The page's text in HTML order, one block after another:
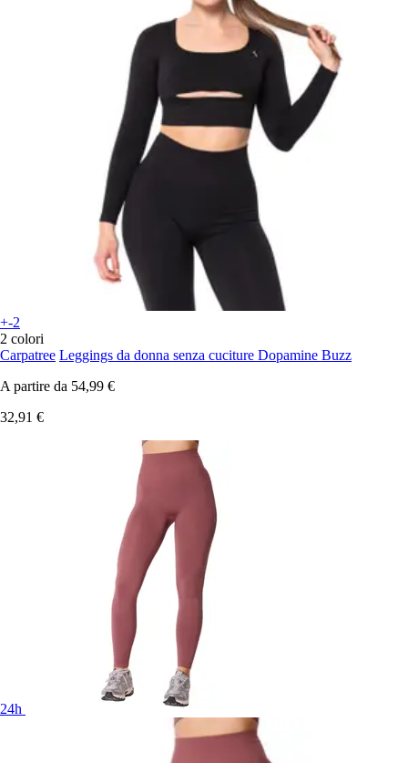
+-2
2 colori
Carpatree Leggings da donna senza cuciture Dopamine Buzz
A partire da 54,99 €
32,91 €
24h